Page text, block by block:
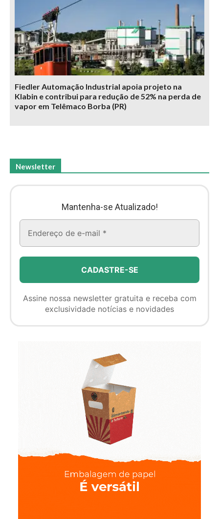
Fiedler Automação Industrial apoia projeto na
Klabin e contribui para redução de 52% na perda de
vapor em Telêmaco Borba (PR)
Newsletter
Mantenha-se Atualizado!
Assine nossa newsletter gratuita e receba com
exclusividade notícias e novidades